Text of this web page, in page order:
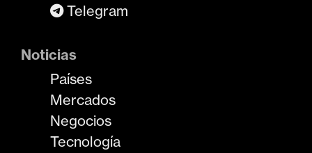
Telegram
Noticias
Países
Mercados
Negocios
Tecnología